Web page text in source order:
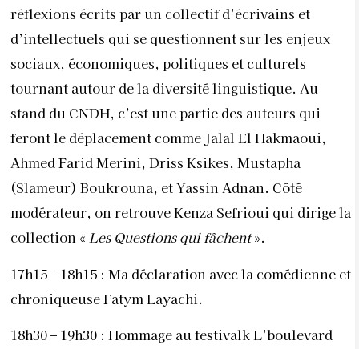
réflexions écrits par un collectif d’écrivains et
d’intellectuels qui se questionnent sur les enjeux
sociaux, économiques, politiques et culturels
tournant autour de la diversité linguistique. Au
stand du CNDH, c’est une partie des auteurs qui
feront le déplacement comme Jalal El Hakmaoui,
Ahmed Farid Merini, Driss Ksikes, Mustapha
(Slameur) Boukrouna, et Yassin Adnan. Côté
modérateur, on retrouve Kenza Sefrioui qui dirige la
collection « Les Questions qui fâchent».
17h15 – 18h15 : Ma déclaration avec la comédienne et
chroniqueuse Fatym Layachi.
18h30 – 19h30 : Hommage au festivalk L’boulevard